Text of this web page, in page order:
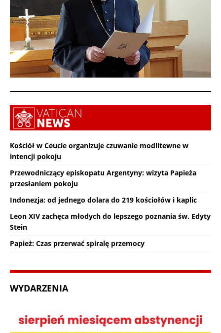
Kościół w Ceucie organizuje czuwanie modlitewne w
intencji pokoju
Przewodniczący episkopatu Argentyny: wizyta Papieża
przesłaniem pokoju
Indonezja: od jednego dolara do 219 kościołów i kaplic
Leon XIV zachęca młodych do lepszego poznania św. Edyty
Stein
Papież: Czas przerwać spiralę przemocy
WYDARZENIA